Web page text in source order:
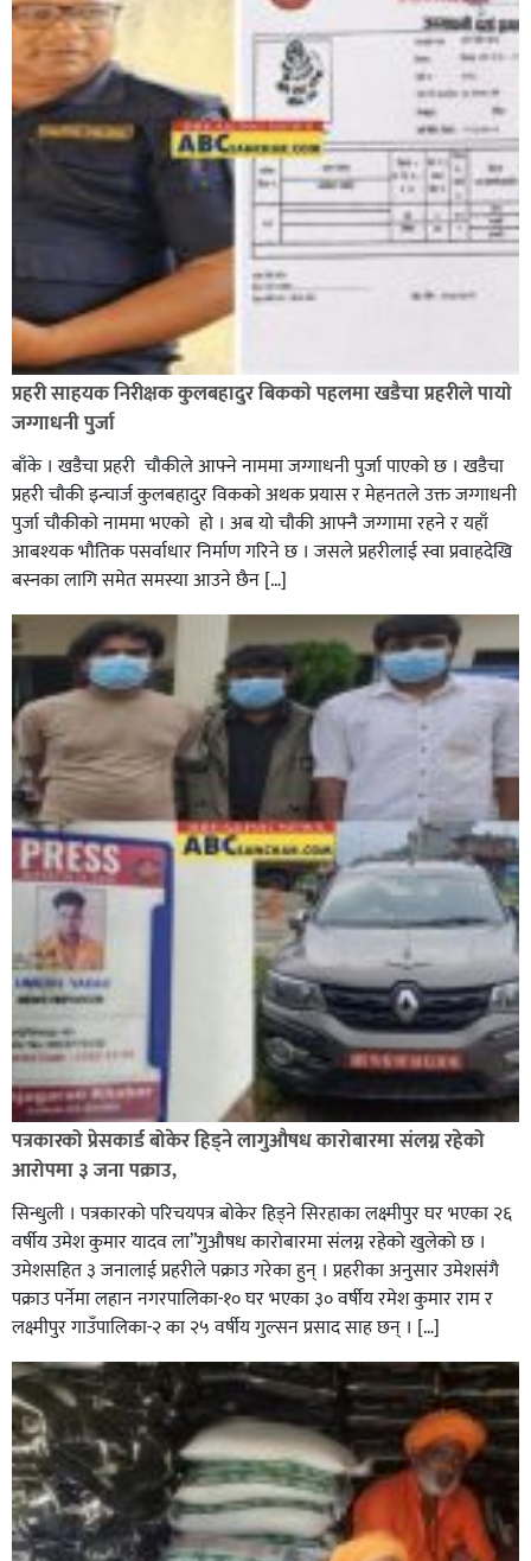
भिक्षा मागेर कारमा घुम्ने बाबाहरूलाई दाङ प्रहरीले पक्राउ,भारत
फर्कने सर्तमा रिहा,
रौतहटमा १२ हजार लिटर पेट्रोल बोकेको ट्यांकर दुर्घटनापछि
आगलागी सडक अबरुद्ध,
घोराहीको समृद्धिका लागि वडा–वडामा विशेष अभियान सञ्चालन
हुने,
प्रहरी साहयक निरीक्षक कुलबहादुर बिककाे पहलमा खडैचा प्रहरीले पायाे
जग्गाधनी पुर्जा
बाँके । खडैचा प्रहरी चाैकीले आफ्ने नाममा जग्गाधनी पुर्जा पाएकाे छ । खडैचा
प्रहरी चाैकी इन्चार्ज कुलबहादुर विककाे अथक प्रयास र मेहनतले उक्त जग्गाधनी
पुर्जा चाैकीकाे नाममा भएको हाे । अब याे चाैकी आफ्नै जग्गामा रहने र यहाँ
आबश्यक भाैतिक पसर्वाधार निर्माण गरिने छ । जसले प्रहरीलाई स्वा प्रवाहदेखि
बस्नका लागि समेत समस्या आउने छैन […]
पत्रकारको प्रेसकार्ड बोकेर हिड्ने लागुऔषध कारोबारमा संलग्न रहेको
आरोपमा ३ जना पक्राउ,
सिन्धुली । पत्रकारको परिचयपत्र बोकेर हिड्ने सिरहाका लक्ष्मीपुर घर भएका २६
वर्षीय उमेश कुमार यादव ला”गुऔषध कारोबारमा संलग्न रहेको खुलेको छ ।
उमेशसहित ३ जनालाई प्रहरीले पक्राउ गरेका हुन् । प्रहरीका अनुसार उमेशसंगै
पक्राउ पर्नेमा लहान नगरपालिका-१० घर भएका ३० वर्षीय रमेश कुमार राम र
लक्ष्मीपुर गाउँपालिका-२ का २५ वर्षीय गुल्सन प्रसाद साह छन् । […]